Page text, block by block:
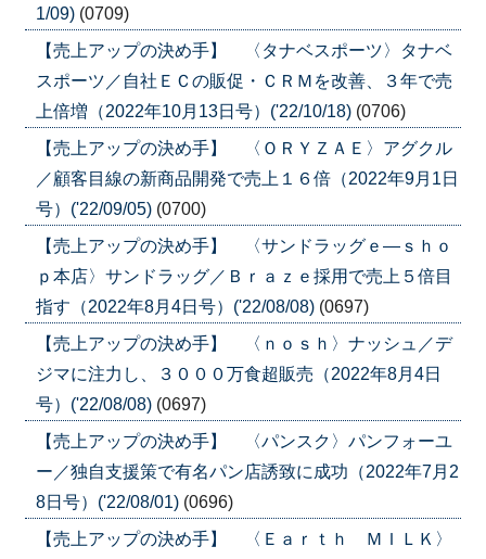
1/09) (0709)
【売上アップの決め手】 〈タナベスポーツ〉タナベ
スポーツ／自社ＥＣの販促・ＣＲＭを改善、３年で売
上倍増（2022年10月13日号）('22/10/18) (0706)
【売上アップの決め手】 〈ＯＲＹＺＡＥ〉アグクル
／顧客目線の新商品開発で売上１６倍（2022年9月1日
号）('22/09/05) (0700)
【売上アップの決め手】 〈サンドラッグｅ―ｓｈｏ
ｐ本店〉サンドラッグ／Ｂｒａｚｅ採用で売上５倍目
指す（2022年8月4日号）('22/08/08) (0697)
【売上アップの決め手】 〈ｎｏｓｈ〉ナッシュ／デ
ジマに注力し、３０００万食超販売（2022年8月4日
号）('22/08/08) (0697)
【売上アップの決め手】 〈パンスク〉パンフォーユ
ー／独自支援策で有名パン店誘致に成功（2022年7月2
8日号）('22/08/01) (0696)
【売上アップの決め手】 〈Ｅａｒｔｈ ＭＩＬＫ〉